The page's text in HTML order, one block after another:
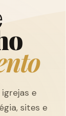
o
nto
e
sites e